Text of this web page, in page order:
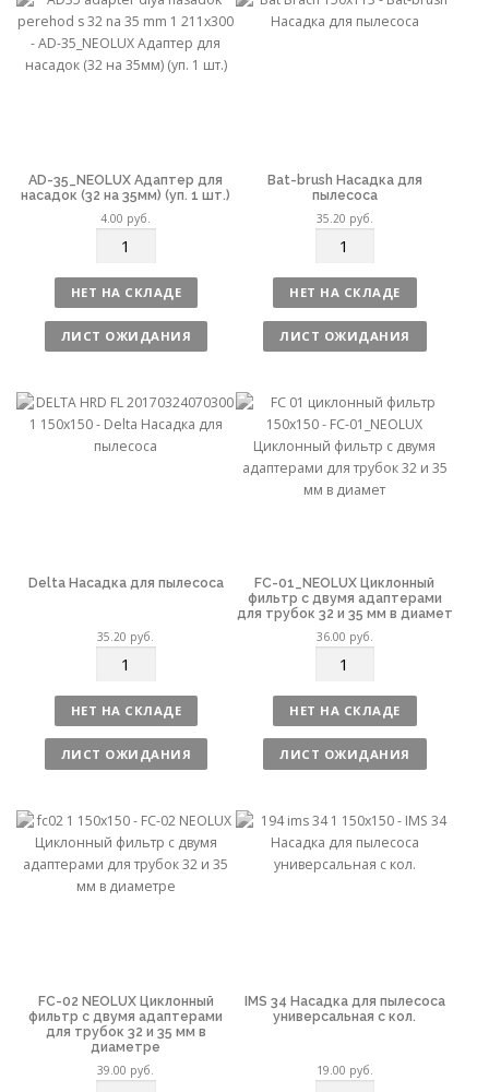
в
о
в
о
AD-35_NEOLUX Адаптер для
насадок (32 на 35мм) (уп. 1 шт.)
4.00 руб.
л
и
ч
е
в
о
НЕТ НА СКЛАДЕ
ЛИСТ ОЖИДАНИЯ
Bat-brush Насадка для
пылесоса
35.20 руб.
л
и
ч
е
в
о
НЕТ НА СКЛАДЕ
ЛИСТ ОЖИДАНИЯ
Delta Насадка для пылесоса
35.20 руб.
л
и
ч
е
в
о
НЕТ НА СКЛАДЕ
ЛИСТ ОЖИДАНИЯ
FC-01_NEOLUX Циклонный
фильтр с двумя адаптерами
для трубок 32 и 35 мм в диамет
36.00 руб.
л
и
ч
е
в
о
НЕТ НА СКЛАДЕ
ЛИСТ ОЖИДАНИЯ
FC-02 NEOLUX Циклонный
фильтр с двумя адаптерами
для трубок 32 и 35 мм в
диаметре
39.00 руб.
IMS 34 Насадка для пылесоса
универсальная с кол.
19.00 руб.